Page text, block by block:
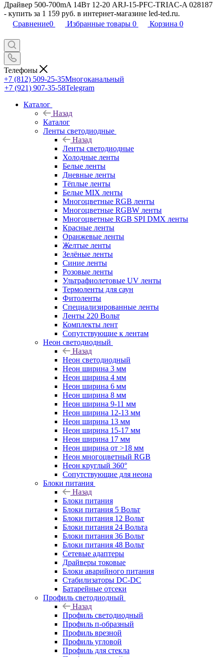
Драйвер 500-700mA 14Вт 12-20 ARJ-15-PFC-TRIAC-A 028187
- купить за 1 159 руб. в интернет-магазине led-ted.ru.
Сравнение0 Избранные товары 0 Корзина 0
Телефоны
+7 (812) 509-25-35Многоканальный
+7 (921) 907-35-58Telegram
Каталог
Назад
Каталог
Ленты светодиодные
Назад
Ленты светодиодные
Холодные ленты
Белые ленты
Дневные ленты
Тёплые ленты
Белые MIX ленты
Многоцветные RGB ленты
Многоцветные RGBW ленты
Многоцветные RGB SPI DMX ленты
Красные ленты
Оранжевые ленты
Желтые ленты
Зелёные ленты
Синие ленты
Розовые ленты
Ультрафиолетовые UV ленты
Термоленты для саун
Фитоленты
Специализированные ленты
Ленты 220 Вольт
Комплекты лент
Сопутствующие к лентам
Неон светодиодный
Назад
Неон светодиодный
Неон ширина 3 мм
Неон ширина 4 мм
Неон ширина 6 мм
Неон ширина 8 мм
Неон ширина 9-11 мм
Неон ширина 12-13 мм
Неон ширина 13 мм
Неон ширина 15-17 мм
Неон ширина 17 мм
Неон ширина от >18 мм
Неон многоцветный RGB
Неон круглый 360°
Сопутствующие для неона
Блоки питания
Назад
Блоки питания
Блоки питания 5 Вольт
Блоки питания 12 Вольт
Блоки питания 24 Вольта
Блоки питания 36 Вольт
Блоки питания 48 Вольт
Сетевые адаптеры
Драйверы токовые
Блоки аварийного питания
Стабилизаторы DC-DC
Батарейные отсеки
Профиль светодиодный
Назад
Профиль светодиодный
Профиль п-образный
Профиль врезной
Профиль угловой
Профиль для стекла